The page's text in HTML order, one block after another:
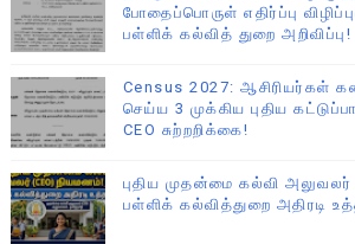
போதைப்பொருள் எதிர்ப்பு
பள்ளிக் கல்வித் துறை அறிவிப்பு!
Census 2027: ஆசிரியர்கள்
செய்ய 3 முக்கிய புதிய
CEO சுற்றறிக்கை!
புதிய முதன்மை கல்வி
பள்ளிக் கல்வித்துறை அதிரடி